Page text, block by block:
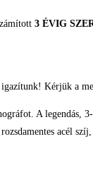
3 ÉVIG
Kérjük a
A legendás,
acél